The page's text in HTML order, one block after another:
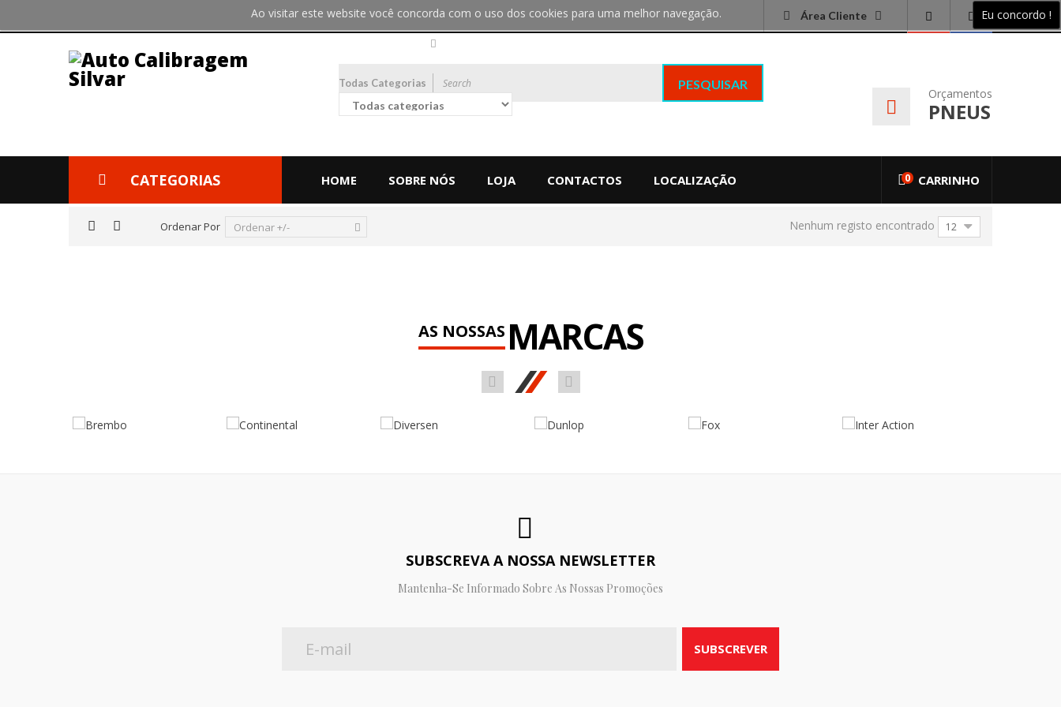
Ao visitar este website você concorda com o uso dos cookies para uma melhor navegação. Eu concordo !
Área Cliente
Todas Categorias PESQUISAR
Orçamentos
PNEUS
CATEGORIAS HOME SOBRE NÓS LOJA CONTACTOS LOCALIZAÇÃO 0 CARRINHO
Ordenar Por Ordenar +/- Nenhum registo encontrado 12
AS NOSSASMARCAS
SUBSCREVA A NOSSA NEWSLETTER
Mantenha-Se Informado Sobre As Nossas Promoções